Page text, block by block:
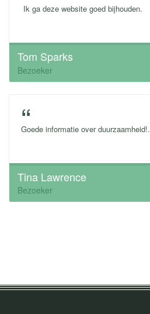
Ik ga deze website goed bijhouden.
Tom Sparks
Bezoeker
Goede informatie over duurzaamheid!.
Tina Lawrence
Bezoeker